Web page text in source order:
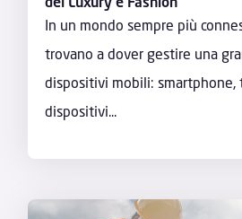
In un mondo sempre più
trovano a dover gestire una
dispositivi mobili: smartphone,
dispositivi...